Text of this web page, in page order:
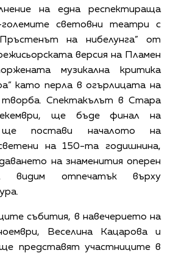
на една респектираща
световни театри с
на нибелунга” от
версия на Пламен
музикална критика
като перла в огърлицата на
Спектакълът в Стара
ще бъде финал на
постави началото на
на 150-та годишнина,
на знаменития оперен
видим отпечатък върху
събития, в навечерието на
Веселина Кацарова и
представят участниците в